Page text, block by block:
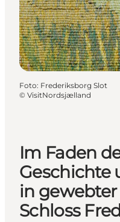
Foto: Frederiksborg Slot
© VisitNordsjælland
Im Faden
Geschichte
in
Schloss